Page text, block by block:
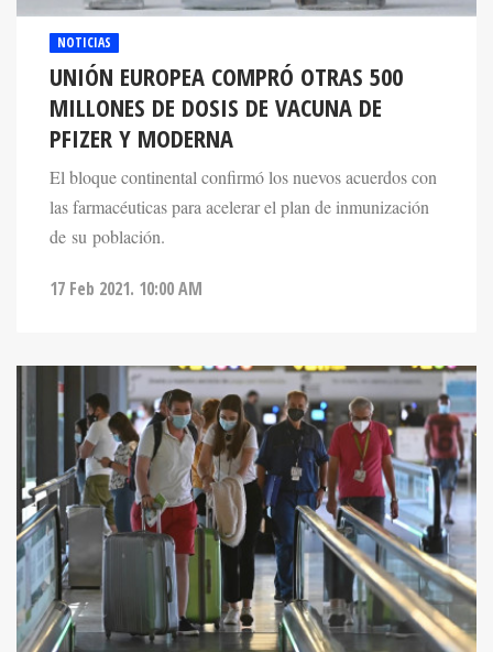
NOTICIAS
UNIÓN EUROPEA COMPRÓ OTRAS 500
MILLONES DE DOSIS DE VACUNA DE
PFIZER Y MODERNA
El bloque continental confirmó los nuevos acuerdos con
las farmacéuticas para acelerar el plan de inmunización
de su población.
17 Feb 2021. 10:00 AM